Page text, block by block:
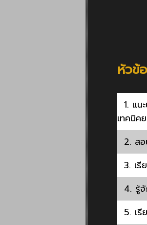
หัวข้
1. แน
เทคนิค
2. ส
3. เรี
4. รู้จั
5. เ